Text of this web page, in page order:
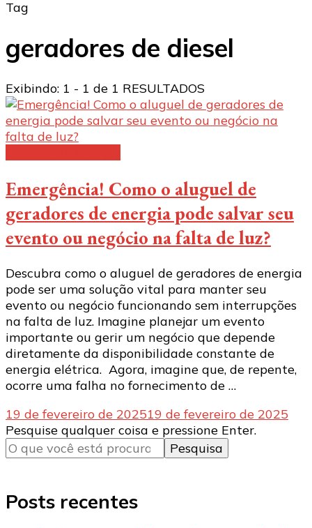
Tag
geradores de diesel
Exibindo: 1 - 1 de 1 RESULTADOS
Emergência! Como o aluguel de
geradores de energia pode salvar seu
evento ou negócio na falta de luz?
Descubra como o aluguel de geradores de energia
pode ser uma solução vital para manter seu
evento ou negócio funcionando sem interrupções
na falta de luz. Imagine planejar um evento
importante ou gerir um negócio que depende
diretamente da disponibilidade constante de
energia elétrica. Agora, imagine que, de repente,
ocorre uma falha no fornecimento de …
19 de fevereiro de 202519 de fevereiro de 2025
Procurando
algo?
Pesquise qualquer coisa e pressione Enter.
Posts recentes